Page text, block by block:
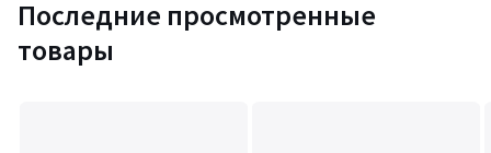
Последние просмотренные
товары